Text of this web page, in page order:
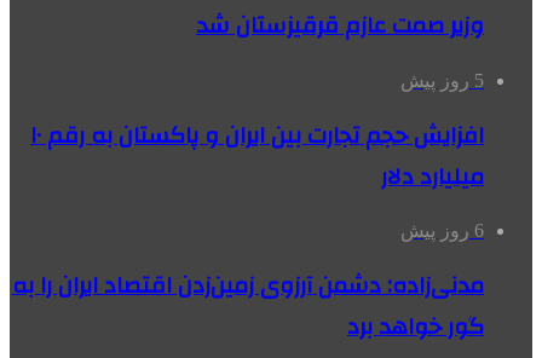
وزیر صمت عازم قرقیزستان شد
5 روز پیش
افزایش حجم تجارت بین ایران و پاکستان به رقم ۱۰
میلیارد دلار
6 روز پیش
مدنی‌زاده: دشمن آرزوی زمین‌زدن اقتصاد ایران را به
گور خواهد برد